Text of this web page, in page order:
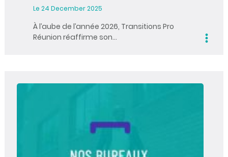
Le 24 December 2025
À l’aube de l’année 2026, Transitions Pro
Réunion réaffirme son…